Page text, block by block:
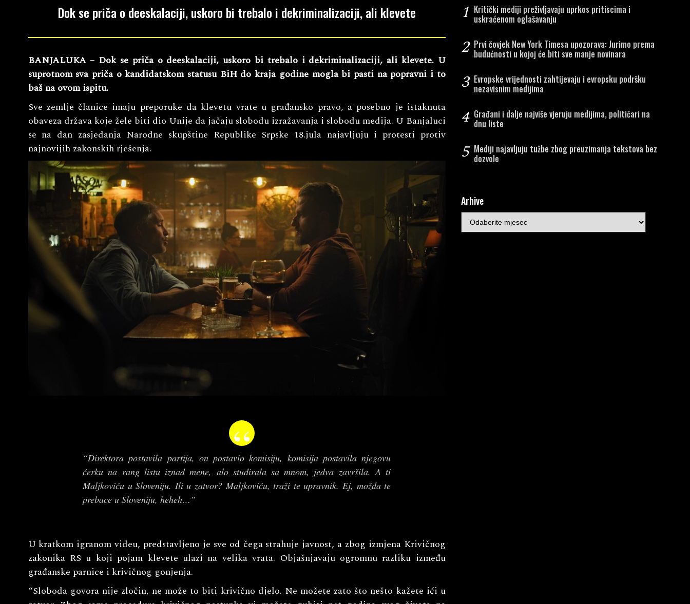
Dok se priča o deeskalaciji, uskoro bi trebalo i dekriminalizaciji, ali klevete
BANJALUKA – Dok se priča o deeskalaciji, uskoro bi trebalo i dekriminalizaciji, ali klevete. U
suprotnom sva priča o kandidatskom statusu BiH do kraja godine mogla bi pasti na popravni i to
baš na ovom ispitu.
Sve zemlje članice imaju preporuke da klevetu vrate u građansko pravo, a posebno je istaknuta
obaveza država koje žele biti dio Unije da jačaju slobodu izražavanja i slobodu medija. U Banjaluci
se na dan zasjedanja Narodne skupštine Republike Srpske 18.jula najavljuju i protesti protiv
najnovijih zakonskih rješenja.
“Direktora postavila partija, on postavio komisiju, komisija postavila njegovu
ćerku na rang listu iznad mene, alo studirala sa mnom, jedva završila. A ti
Maljkoviću u Sloveniju. Ili u zatvor? Maljkoviću, traži te upravnik. Ej, možda te
prebace u Sloveniju, heheh…”
U kratkom igranom videu, predstavljeno je sve od čega strahuje javnost, a zbog izmjena Krivičnog
zakonika RS u koji pojam klevete ulazi na velika vrata. Objašnjavaju ogromnu razliku između
građanske parnice i krivičnog gonjenja.
“Sloboda govora nije zločin, ne može to biti krivično djelo. Ne možete zato što nešto kažete ići u
1 Kritički mediji preživljavaju uprkos pritiscima i
uskraćenom oglašavanju
2 Prvi čovjek New York Timesa upozorava: Jurimo prema
budućnosti u kojoj će biti sve manje novinara
3 Evropske vrijednosti zahtijevaju i evropsku podršku
nezavisnim medijima
4 Građani i dalje najviše vjeruju medijima, političari na
dnu liste
5 Mediji najavljuju tužbe zbog preuzimanja tekstova bez
dozvole
Arhive